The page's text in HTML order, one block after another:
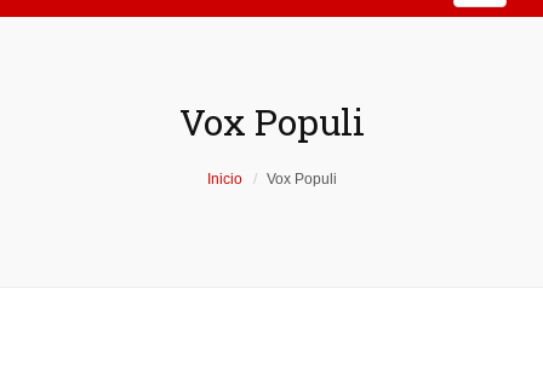
Vox Populi
Inicio Vox Populi